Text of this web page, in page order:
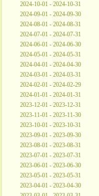
2024-10-01 - 2024-10-31
2024-09-01 - 2024-09-30
2024-08-01 - 2024-08-31
2024-07-01 - 2024-07-31
2024-06-01 - 2024-06-30
2024-05-01 - 2024-05-31
2024-04-01 - 2024-04-30
2024-03-01 - 2024-03-31
2024-02-01 - 2024-02-29
2024-01-01 - 2024-01-31
2023-12-01 - 2023-12-31
2023-11-01 - 2023-11-30
2023-10-01 - 2023-10-31
2023-09-01 - 2023-09-30
2023-08-01 - 2023-08-31
2023-07-01 - 2023-07-31
2023-06-01 - 2023-06-30
2023-05-01 - 2023-05-31
2023-04-01 - 2023-04-30